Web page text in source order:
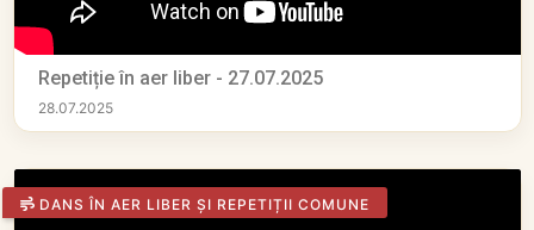
Repetiție în aer liber - 27.07.2025
28.07.2025
DANS ÎN AER LIBER ȘI REPETIȚII COMUNE